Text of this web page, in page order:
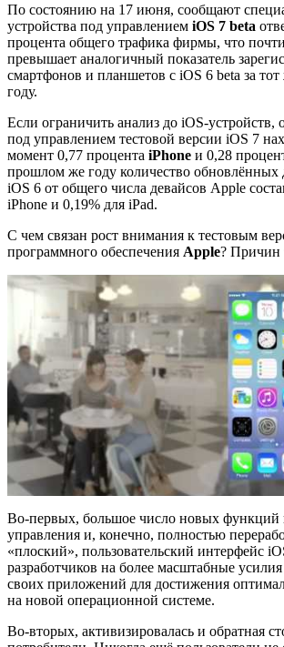
По состоянию на 17 июня, сообщают
устройства под управлением iOS 7 beta
процента общего трафика фирмы, что почти
превышает аналогичный показатель
смартфонов и планшетов с iOS 6 beta за
году.
Если ограничить анализ до iOS-устройств,
под управлением тестовой версии iOS 7
момент 0,77 процента iPhone и 0,28
прошлом же году количество обновлённых
iOS 6 от общего числа девайсов Apple
iPhone и 0,19% для iPad.
С чем связан рост внимания к тестовым
программного обеспечения Apple? Причин
Во-первых, большое число новых функций
управления и, конечно, полностью
«плоский», пользовательский интерфейс
разработчиков на более масштабные
своих приложений для достижения
на новой операционной системе.
Во-вторых, активизировалась и обратная